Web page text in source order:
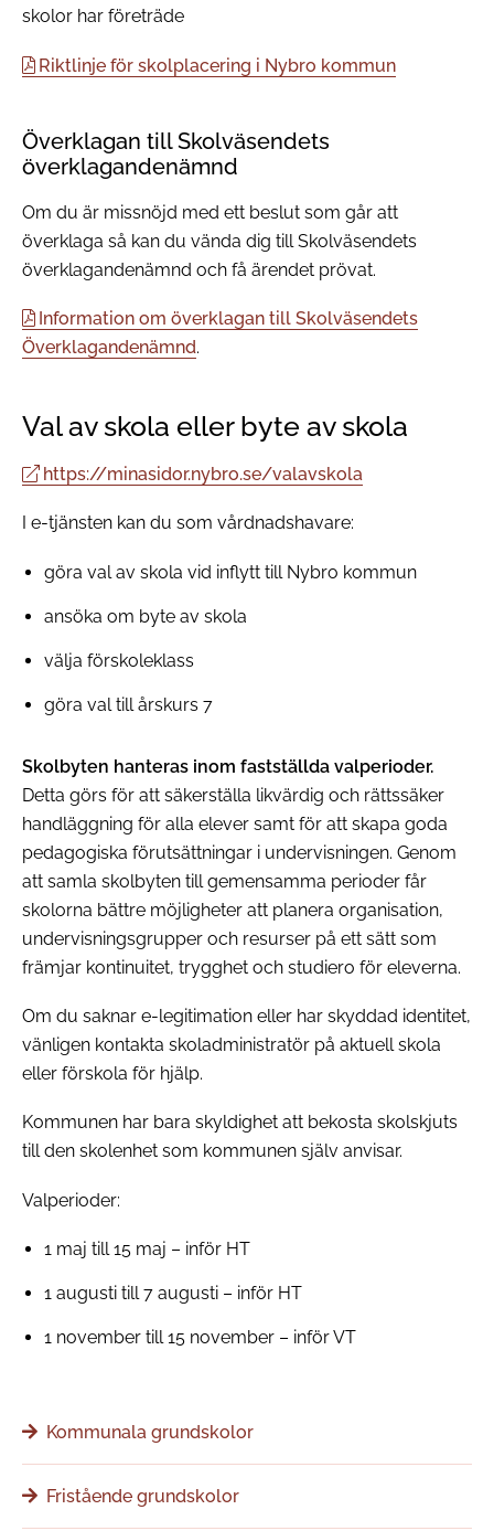
skolor har företräde
Riktlinje för skolplacering i Nybro kommun
Överklagan till Skolväsendets
överklagandenämnd
Om du är missnöjd med ett beslut som går att
överklaga så kan du vända dig till Skolväsendets
överklagandenämnd och få ärendet prövat.
Information om överklagan till Skolväsendets
Överklagandenämnd.
Val av skola eller byte av skola
https://minasidor.nybro.se/valavskola
I e‑tjänsten kan du som vårdnadshavare:
göra val av skola vid inflytt till Nybro kommun
ansöka om byte av skola
välja förskoleklass
göra val till årskurs 7
Skolbyten hanteras inom fastställda valperioder.
Detta görs för att säkerställa likvärdig och rättssäker
handläggning för alla elever samt för att skapa goda
pedagogiska förutsättningar i undervisningen. Genom
att samla skolbyten till gemensamma perioder får
skolorna bättre möjligheter att planera organisation,
undervisningsgrupper och resurser på ett sätt som
främjar kontinuitet, trygghet och studiero för eleverna.
Om du saknar e‑legitimation eller har skyddad identitet,
vänligen kontakta skoladministratör på aktuell skola
eller förskola för hjälp.
Kommunen har bara skyldighet att bekosta skolskjuts
till den skolenhet som kommunen själv anvisar.
Valperioder:
1 maj till 15 maj – inför HT
1 augusti till 7 augusti – inför HT
1 november till 15 november – inför VT
Kommunala grundskolor
Fristående grundskolor